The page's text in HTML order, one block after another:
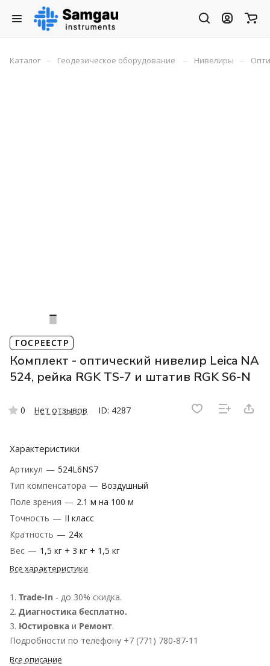
Каталог – Геодезическое оборудование – Нивелиры –
ГОСРЕЕСТР
Комплект - оптический нивелир Leica NA
524, рейка RGK TS-7 и штатив RGK S6-N
0 Нет отзывов ID: 4287
Характеристики
Артикул — 524L6NS7
Тип компенсатора — Воздушный
Поле зрения — 2.1 м на 100 м
Точность — II класс
Кратность — ‎24х
Вес — 1,5 кг + 3 кг + 1,5 кг
Все характеристики
1. Trade-In - до 30% скидка.
2. Диагностика бесплатно.
3. Юстировка и Ремонт.
Подробности по телефону +7 (771) 780-87-11
Все описание